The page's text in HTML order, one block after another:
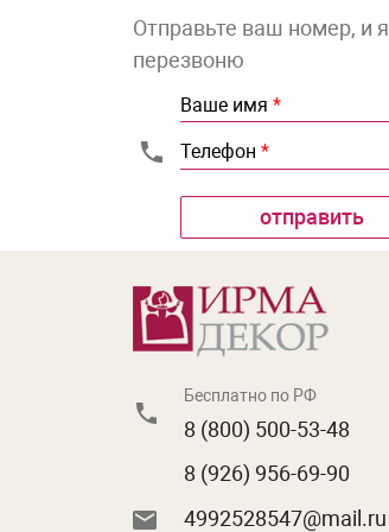
Отправьте ваш номер, и я
перезвоню
Ваше имя *
Телефон *
Бесплатно по РФ
8 (800) 500-53-48
8 (926) 956-69-90
4992528547@mail.ru